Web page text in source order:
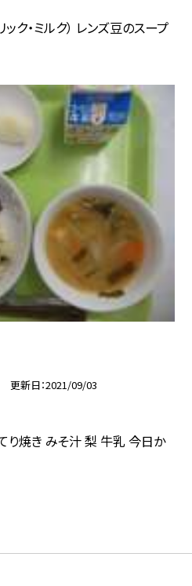
ック・ミルク） レンズ豆のスープ
更新日 2021/09/03
り焼き みそ汁 梨 牛乳 今日か